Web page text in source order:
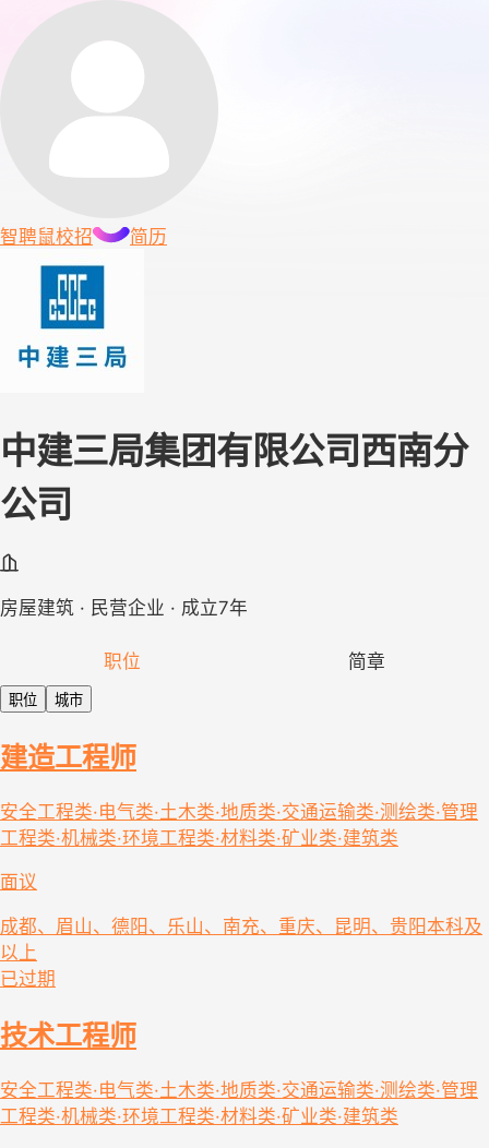
智聘鼠校招 简历
中建三局集团有限公司西南分
公司
房屋建筑 · 民营企业 · 成立7年
职位 简章
职位 城市
建造工程师
安全工程类·电气类·土木类·地质类·交通运输类·测绘类·管理
工程类·机械类·环境工程类·材料类·矿业类·建筑类
面议
成都、眉山、德阳、乐山、南充、重庆、昆明、贵阳本科及
以上
已过期
技术工程师
安全工程类·电气类·土木类·地质类·交通运输类·测绘类·管理
工程类·机械类·环境工程类·材料类·矿业类·建筑类